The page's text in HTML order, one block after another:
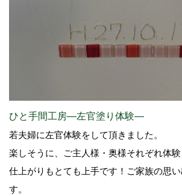
ひと手間工房―左官塗り体験―
若夫婦に左官体験をして頂きました。
楽しそうに、ご主人様・奥様それぞれ体験
仕上がりもとても上手です！ご家族の思
す。